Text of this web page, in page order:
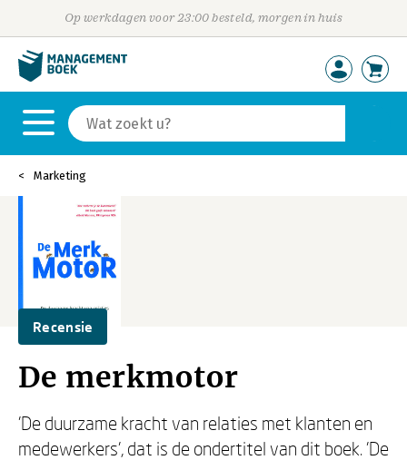
Op werkdagen voor 23:00 besteld, morgen in huis
Marketing
Recensie
De merkmotor
'De duurzame kracht van relaties met klanten en
medewerkers', dat is de ondertitel van dit boek. 'De